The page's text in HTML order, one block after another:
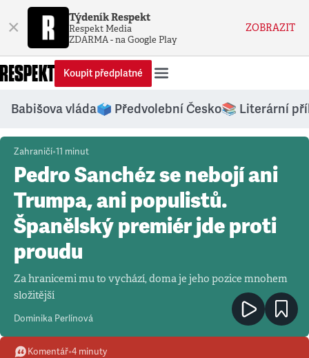
× Týdeník Respekt
Respekt Media
ZDARMA - na Google Play
ZOBRAZIT
Koupit předplatné
Respekt.cz
Babišova vláda🗳️ Předvolební Česko📚 Literární
Zahraničí•11 minut
Pedro Sanchéz se nebojí ani
Trumpa, ani populistů.
Španělský premiér jde proti
proudu
Za hranicemi mu to vychází, doma je jeho pozice mnohem
složitější
Dominika Perlínová
Komentář•4 minuty